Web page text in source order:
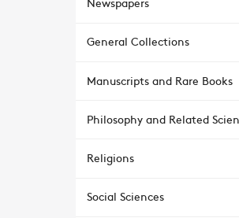
General Collections
Manuscripts and Rare Books
Philosophy and Related
Religions
Social Sciences